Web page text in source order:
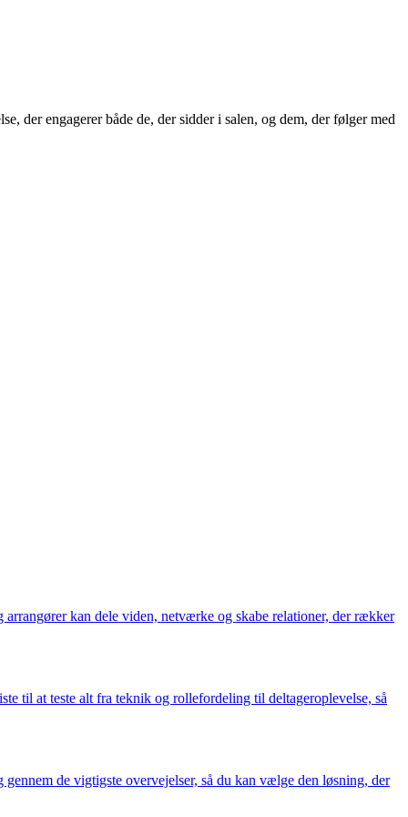
der engagerer både de, der sidder i salen, og dem, der følger med
kan dele viden, netværke og skabe relationer, der rækker
til at teste alt fra teknik og rollefordeling til deltageroplevelse, så
de vigtigste overvejelser, så du kan vælge den løsning, der